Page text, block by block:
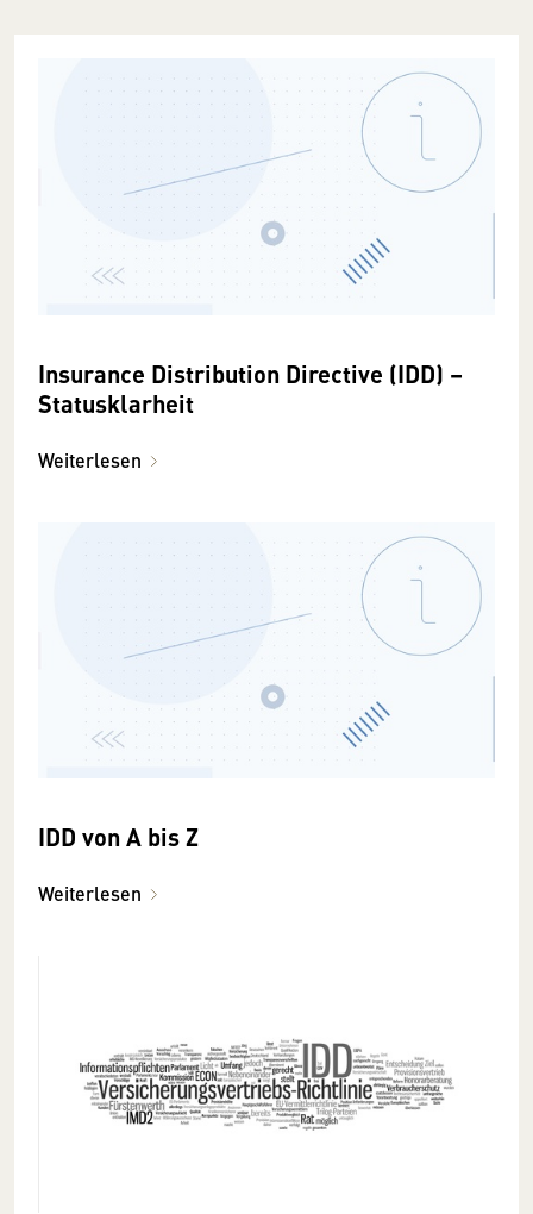
Insurance Distribution Directive (IDD) –
Statusklarheit
Weiterlesen
IDD von A bis Z
Weiterlesen